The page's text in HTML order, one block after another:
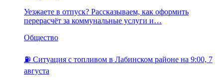
Уезжаете в отпуск? Рассказываем, как оформить
перерасчёт за коммунальные услуги и…
Общество
⛽️ Ситуация с топливом в Лабинском районе на 9:00, 7
августа